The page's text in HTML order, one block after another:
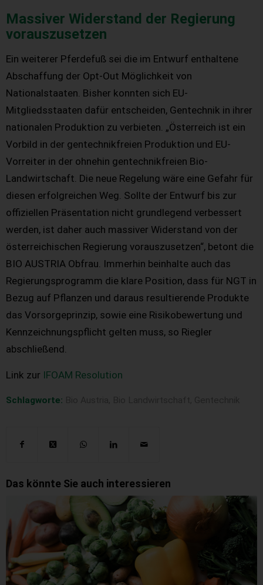
Massiver Widerstand der Regierung
vorauszusetzen
Ein weiterer Pferdefuß sei die im Entwurf enthaltene
Abschaffung der Opt-Out Möglichkeit von
Nationalstaaten. Bisher konnten sich EU-
Mitgliedsstaaten dafür entscheiden, Gentechnik in ihrer
nationalen Produktion zu verbieten. „Österreich ist ein
Vorbild in der gentechnikfreien Produktion und EU-
Vorreiter in der ohnehin gentechnikfreien Bio-
Landwirtschaft. Die neue Regelung wäre eine Gefahr für
diesen erfolgreichen Weg. Sollte der Entwurf bis zur
offiziellen Präsentation nicht grundlegend verbessert
werden, ist daher auch massiver Widerstand von der
österreichischen Regierung vorauszusetzen“, betont die
BIO AUSTRIA Obfrau. Immerhin beinhalte auch das
Regierungsprogramm die klare Position, dass für NGT in
Bezug auf Pflanzen und daraus resultierende Produkte
das Vorsorgeprinzip, sowie eine Risikobewertung und
Kennzeichnungspflicht gelten muss, so Riegler
abschließend.
Link zur IFOAM Resolution
Schlagworte:
Das könnte Sie auch interessieren